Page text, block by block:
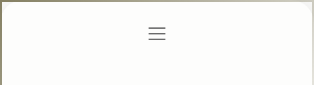
menüyü